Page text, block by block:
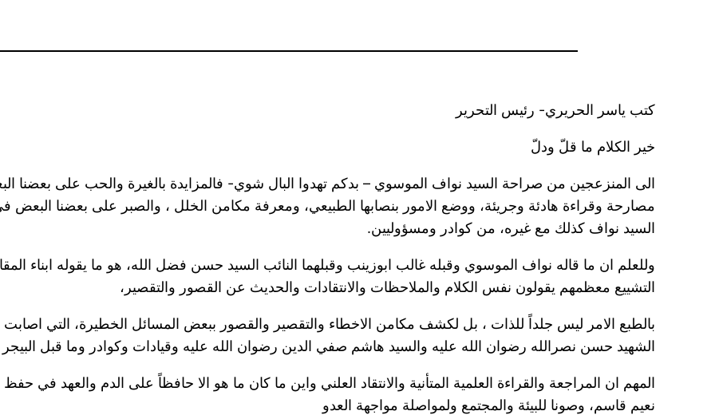
كتب ياسر الحريري- رئيس التحرير
خير الكلام ما قلّ ودلّ
الى المنزعجين من صراحة السيد نواف الموسوي – بدكم تهدوا البال شوي- فالمزايدة بالغيرة والحب على بعضنا
مصارحة وقراءة هادئة وجريئة، ووضع الامور بنصابها الطبيعي، ومعرفة مكامن الخلل ، والصبر على بعضنا
السيد نواف كذلك مع غيره، من كوادر ومسؤوليين.
وللعلم ان ما قاله نواف الموسوي وقبله غالب ابوزينب وقبلهما النائب السيد حسن فضل الله، هو ما يقوله ابناء
التشييع معظمهم يقولون نفس الكلام والملاحظات والانتقادات والحديث عن القصور والتقصير،
بالطبع الامر ليس جلداً للذات ، بل لكشف مكامن الاخطاء والتقصير والقصور ببعض المسائل الخطيرة، التي
الشهيد حسن نصرالله رضوان الله عليه والسيد هاشم صفي الدين رضوان الله عليه وقيادات وكوادر وما قبل
المهم ان المراجعة والقراءة العلمية المتأنية والانتقاد العلني واين ما كان ما هو الا حافظاً على الدم والعهد في
نعيم قاسم، وصونا للبيئة والمجتمع ولمواصلة مواجهة العدو